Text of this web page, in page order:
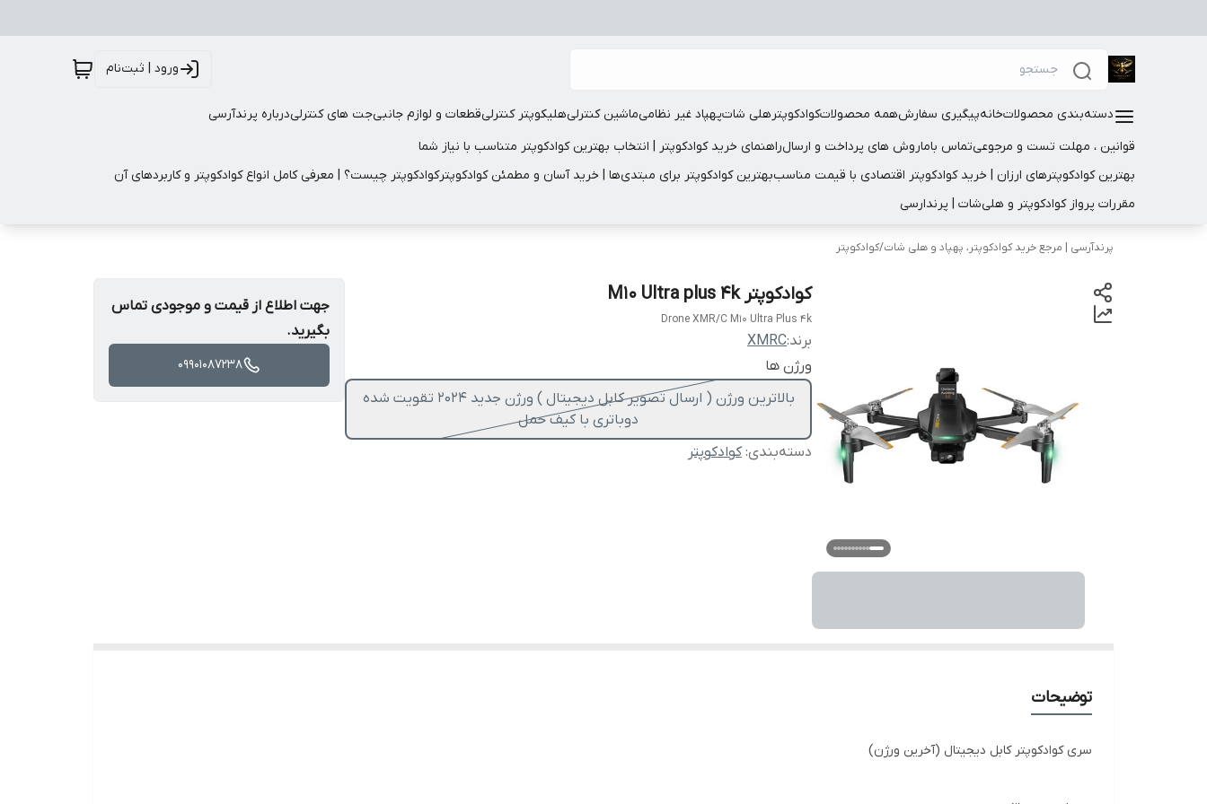
ورود | ثبت‌نام
دسته‌بندی محصولاتخانهپیگیری سفارشهمه محصولاتکوادکوپترهلی شاتپهپاد غیر نظامیماشین کنترلیهلیکوپتر کنترلیقطعات و لوازم جانبیجت های کنترلیدرباره پرندآرسی
قوانین ، مهلت تست و مرجوعیتماس باماروش های پرداخت و ارسالراهنمای خرید کوادکوپتر | انتخاب بهترین کوادکوپتر متناسب با نیاز شما
بهترین کوادکوپترهای ارزان | خرید کوادکوپتر اقتصادی با قیمت مناسببهترین کوادکوپتر برای مبتدی‌ها | خرید آسان و مطمئن کوادکوپترکوادکوپتر چیست؟ | معرفی کامل انواع کوادکوپتر و کاربردهای آن
مقررات پرواز کوادکوپتر و هلی‌شات | پرندارسی
پرندآرسی | مرجع خرید کوادکوپتر، پهپاد و هلی شات/کوادکوپتر
کوادکوپتر M10 Ultra plus 4k
Drone XMR/C M10 Ultra Plus 4k
برند:XMRC
ورژن ها
بالاترین ورژن ( ارسال تصویر کابل دیجیتال ) ورژن جدید ۲۰۲۴ تقویت شده
دوباتری با کیف حمل
دسته‌بندی: کوادکوپتر
جهت اطلاع از قیمت و موجودی تماس
بگیرید.
09901087238
توضیحات
سری کوادکوپتر کابل دیجیتال (آخرین ورژن)